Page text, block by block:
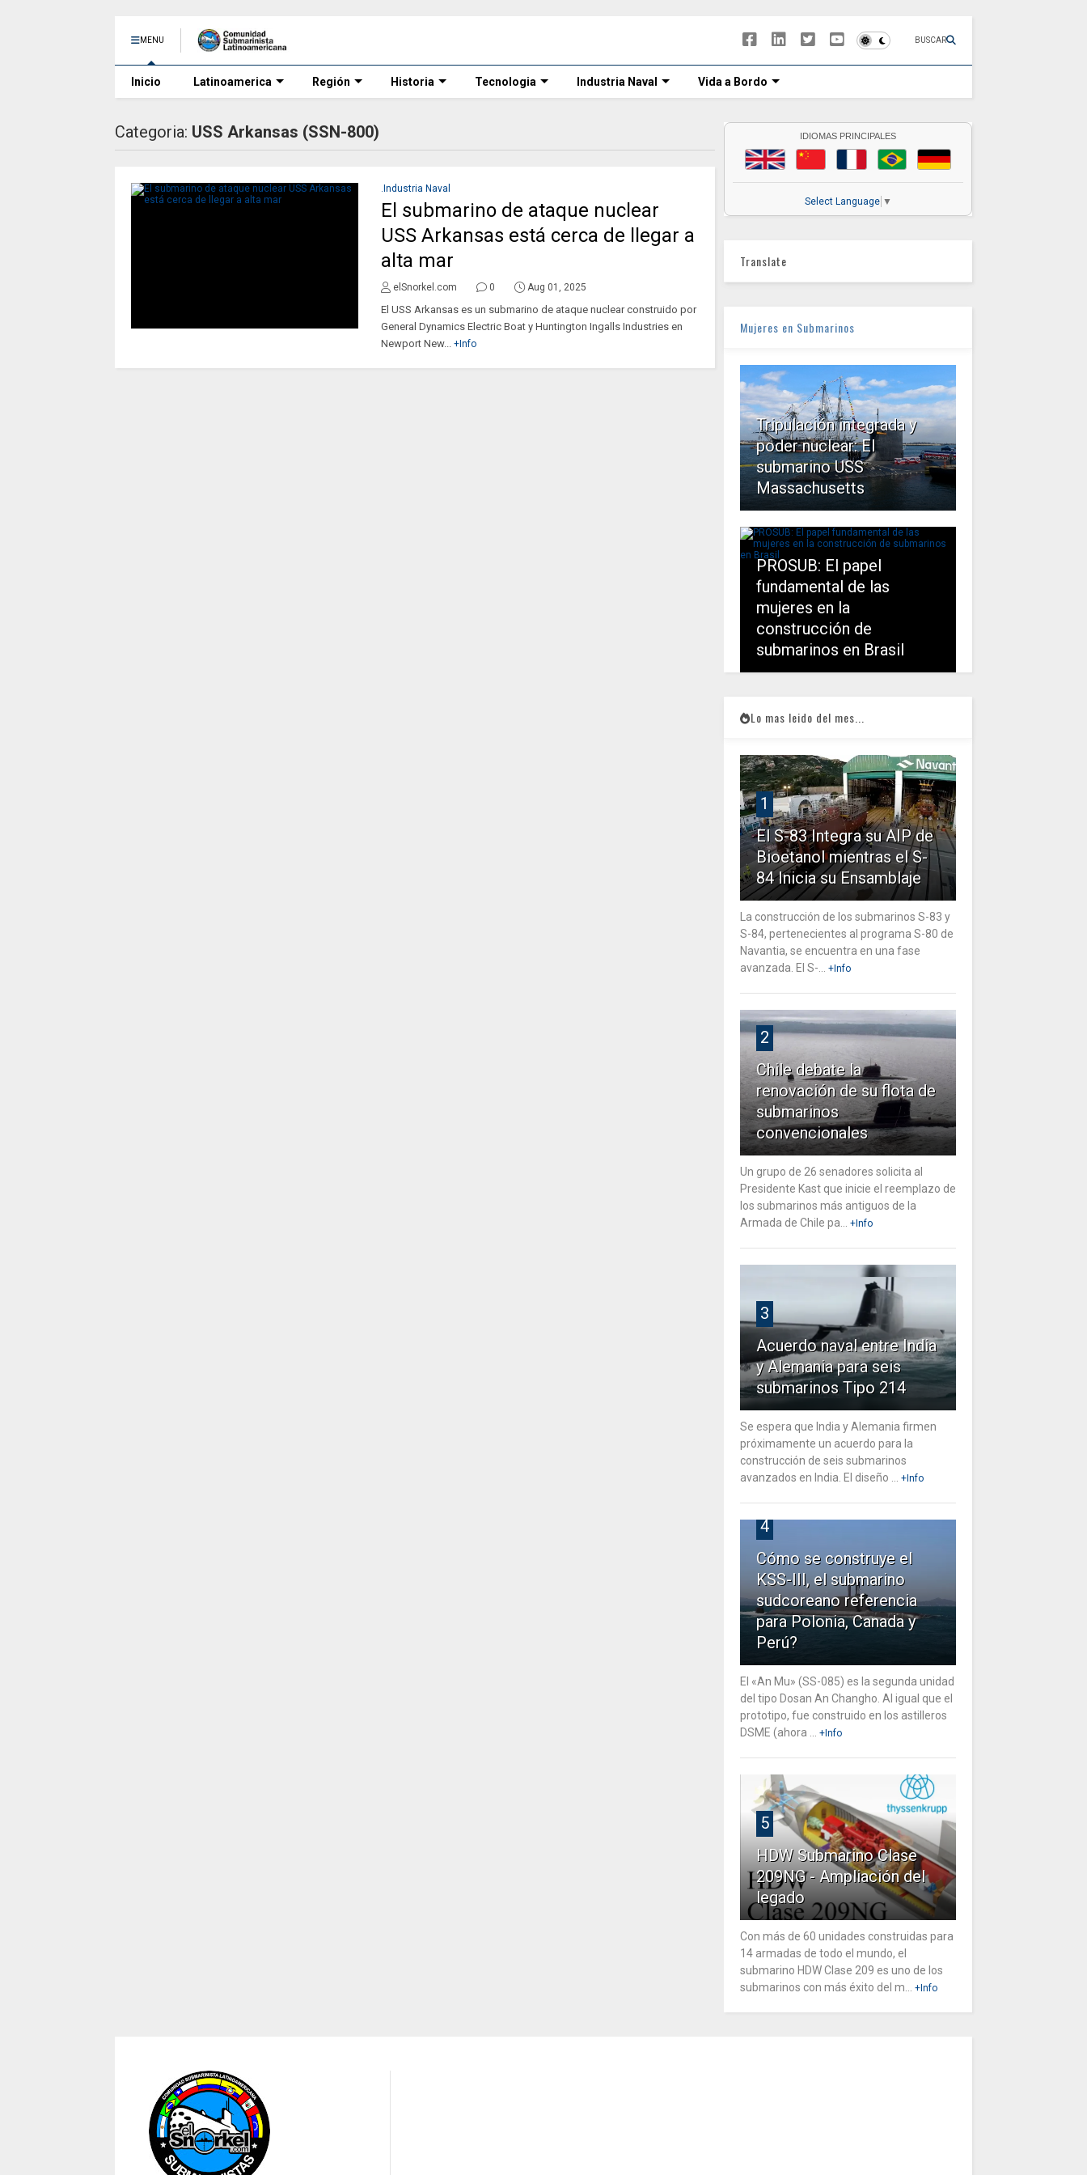
MENU BUSCAR
Inicio Latinoamerica Región Historia Tecnologia Industria Naval Vida a Bordo
Categoria: USS Arkansas (SSN-800)
.Industria Naval
El submarino de ataque nuclear
USS Arkansas está cerca de llegar a
alta mar
elSnorkel.com 0 Aug 01, 2025
El USS Arkansas es un submarino de ataque nuclear construido por
General Dynamics Electric Boat y Huntington Ingalls Industries en
Newport New... +Info
IDIOMAS PRINCIPALES
Select Language ▼
Translate
Mujeres en Submarinos
Tripulación integrada y
poder nuclear: El
submarino USS
Massachusetts
PROSUB: El papel
fundamental de las
mujeres en la
construcción de
submarinos en Brasil
Lo mas leido del mes...
1
El S-83 Integra su AIP de
Bioetanol mientras el S-
84 Inicia su Ensamblaje
La construcción de los submarinos S-83 y
S-84, pertenecientes al programa S-80 de
Navantia, se encuentra en una fase
avanzada. El S-...
+Info
2
Chile debate la
renovación de su flota de
submarinos
convencionales
Un grupo de 26 senadores solicita al
Presidente Kast que inicie el reemplazo de
los submarinos más antiguos de la
Armada de Chile pa...
+Info
3
Acuerdo naval entre India
y Alemania para seis
submarinos Tipo 214
Se espera que India y Alemania firmen
próximamente un acuerdo para la
construcción de seis submarinos
avanzados en India. El diseño ...
+Info
4
Cómo se construye el
KSS-III, el submarino
sudcoreano referencia
para Polonia, Canada y
Perú?
El «An Mu» (SS-085) es la segunda unidad
del tipo Dosan An Changho. Al igual que el
prototipo, fue construido en los astilleros
DSME (ahora ...
+Info
5
HDW Submarino Clase
209NG - Ampliación del
legado
Con más de 60 unidades construidas para
14 armadas de todo el mundo, el
submarino HDW Clase 209 es uno de los
submarinos con más éxito del m...
+Info